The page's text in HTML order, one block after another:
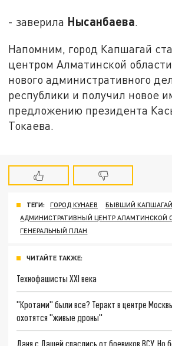
- заверила Нысанбаева.
Напомним, город Капшагай
центром Алматинской
нового административного
республики и получил новое
предложению президента
Токаева.
ТЕГИ: ГОРОД КУНАЕВ
БЫВШИЙ КАПШАГАЙ
АДМИНИСТРАТИВНЫЙ ЦЕНТР АЛАМТИНСКОЙ
ГЕНЕРАЛЬНЫЙ ПЛАН
ЧИТАЙТЕ ТАКЖЕ:
Технофашисты XXI века
"Кротами" были все? Теракт в центре
охотятся "живые дроны"
Даня с Дашей спаслись от боевиков ВСУ.